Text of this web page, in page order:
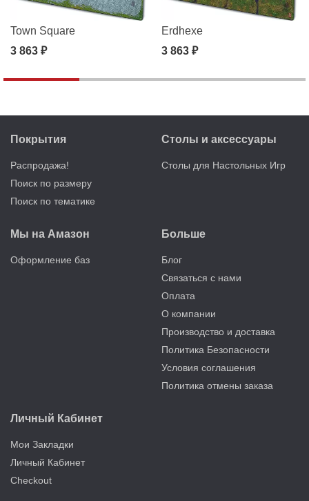
Town Square
3 863 ₽
Erdhexe
3 863 ₽
Покрытия
Распродажа!
Поиск по размеру
Поиск по тематике
Столы и аксессуары
Столы для Настольных Игр
Мы на Амазон
Оформление баз
Больше
Блог
Связаться с нами
Оплата
О компании
Производство и доставка
Политика Безопасности
Условия соглашения
Политика отмены заказа
Личный Кабинет
Мои Закладки
Личный Кабинет
Checkout